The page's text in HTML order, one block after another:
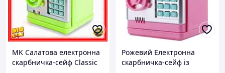
MK Салатова електронна
скарбничка-сейф Classic
Рожевий Електронна
скарбничка-сейф із